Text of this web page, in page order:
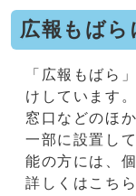
広報もばら
「広報もばら
けしています
窓口などのほ
一部に設置し
能の方には、
詳しくはこち